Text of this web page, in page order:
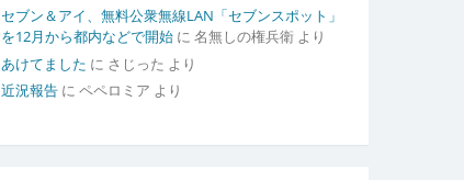
セブン＆アイ、無料公衆無線LAN「セブンスポット」
を12月から都内などで開始に 名無しの権兵衛より
あけてました に さじった より
近況報告に ペペロミア より